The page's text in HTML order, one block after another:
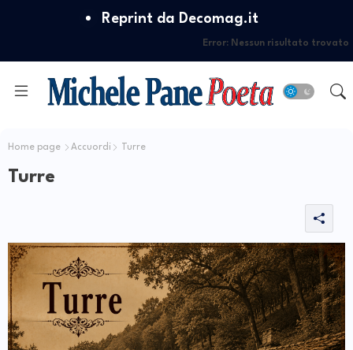
Reprint da Decomag.it
Error: Nessun risultato trovato
Home page Accuordi Turre
Turre